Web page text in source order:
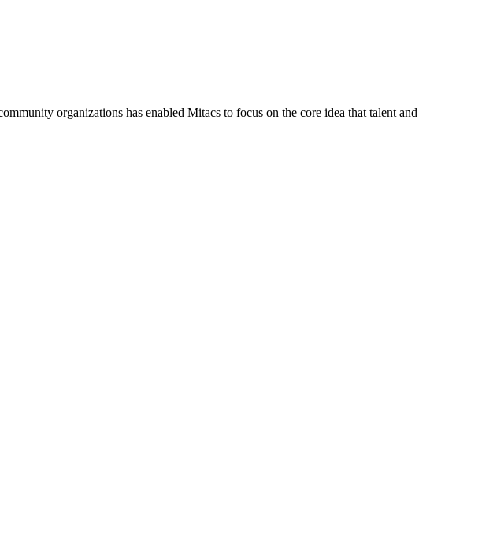
organizations has enabled Mitacs to focus on the core idea that talent and